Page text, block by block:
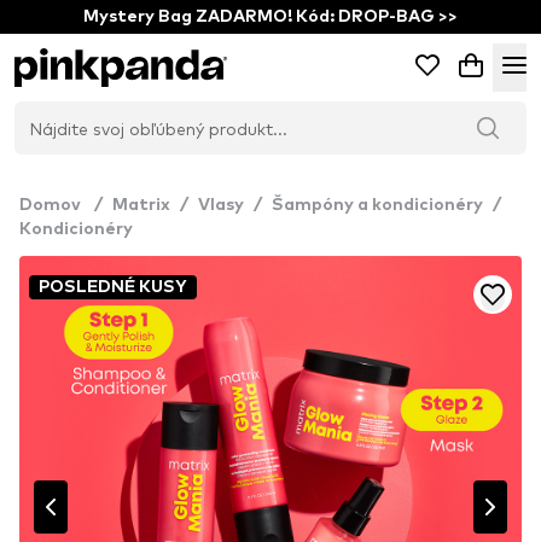
Mystery Bag ZADARMO! Kód: DROP-BAG >>
Domov / Matrix / Vlasy / Šampóny a kondicionéry /
Kondicionéry
POSLEDNÉ KUSY